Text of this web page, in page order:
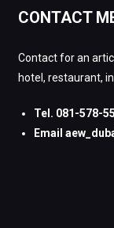
CONTACT
Contact for an
hotel, restaurant,
Tel. 081-578-
Email